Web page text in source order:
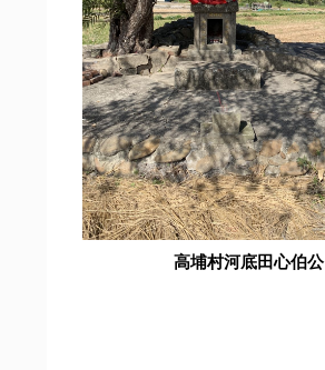
高埔村河底田心伯公